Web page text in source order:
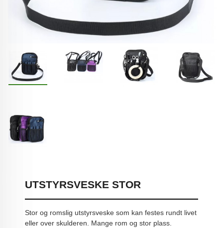
UTSTYRSVESKE STOR
Stor og romslig utstyrsveske som kan festes rundt livet
eller over skulderen. Mange rom og stor plass.